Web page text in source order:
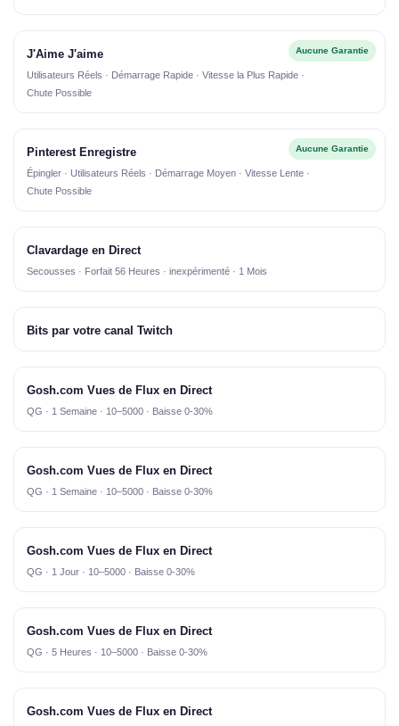
Aucune Garantie
J'Aime J'aime
Utilisateurs Réels · Démarrage Rapide · Vitesse la Plus Rapide ·
Chute Possible
Aucune Garantie
Pinterest Enregistre
Épingler · Utilisateurs Réels · Démarrage Moyen · Vitesse Lente ·
Chute Possible
Clavardage en Direct
Secousses · Forfait 56 Heures · inexpérimenté · 1 Mois
Bits par votre canal Twitch
Gosh.com Vues de Flux en Direct
QG · 1 Semaine · 10–5000 · Baisse 0-30%
Gosh.com Vues de Flux en Direct
QG · 1 Semaine · 10–5000 · Baisse 0-30%
Gosh.com Vues de Flux en Direct
QG · 1 Jour · 10–5000 · Baisse 0-30%
Gosh.com Vues de Flux en Direct
QG · 5 Heures · 10–5000 · Baisse 0-30%
Gosh.com Vues de Flux en Direct